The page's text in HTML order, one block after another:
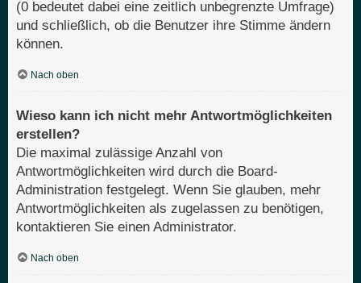
(0 bedeutet dabei eine zeitlich unbegrenzte Umfrage)
und schließlich, ob die Benutzer ihre Stimme ändern
können.
Nach oben
Wieso kann ich nicht mehr Antwortmöglichkeiten
erstellen?
Die maximal zulässige Anzahl von
Antwortmöglichkeiten wird durch die Board-
Administration festgelegt. Wenn Sie glauben, mehr
Antwortmöglichkeiten als zugelassen zu benötigen,
kontaktieren Sie einen Administrator.
Nach oben